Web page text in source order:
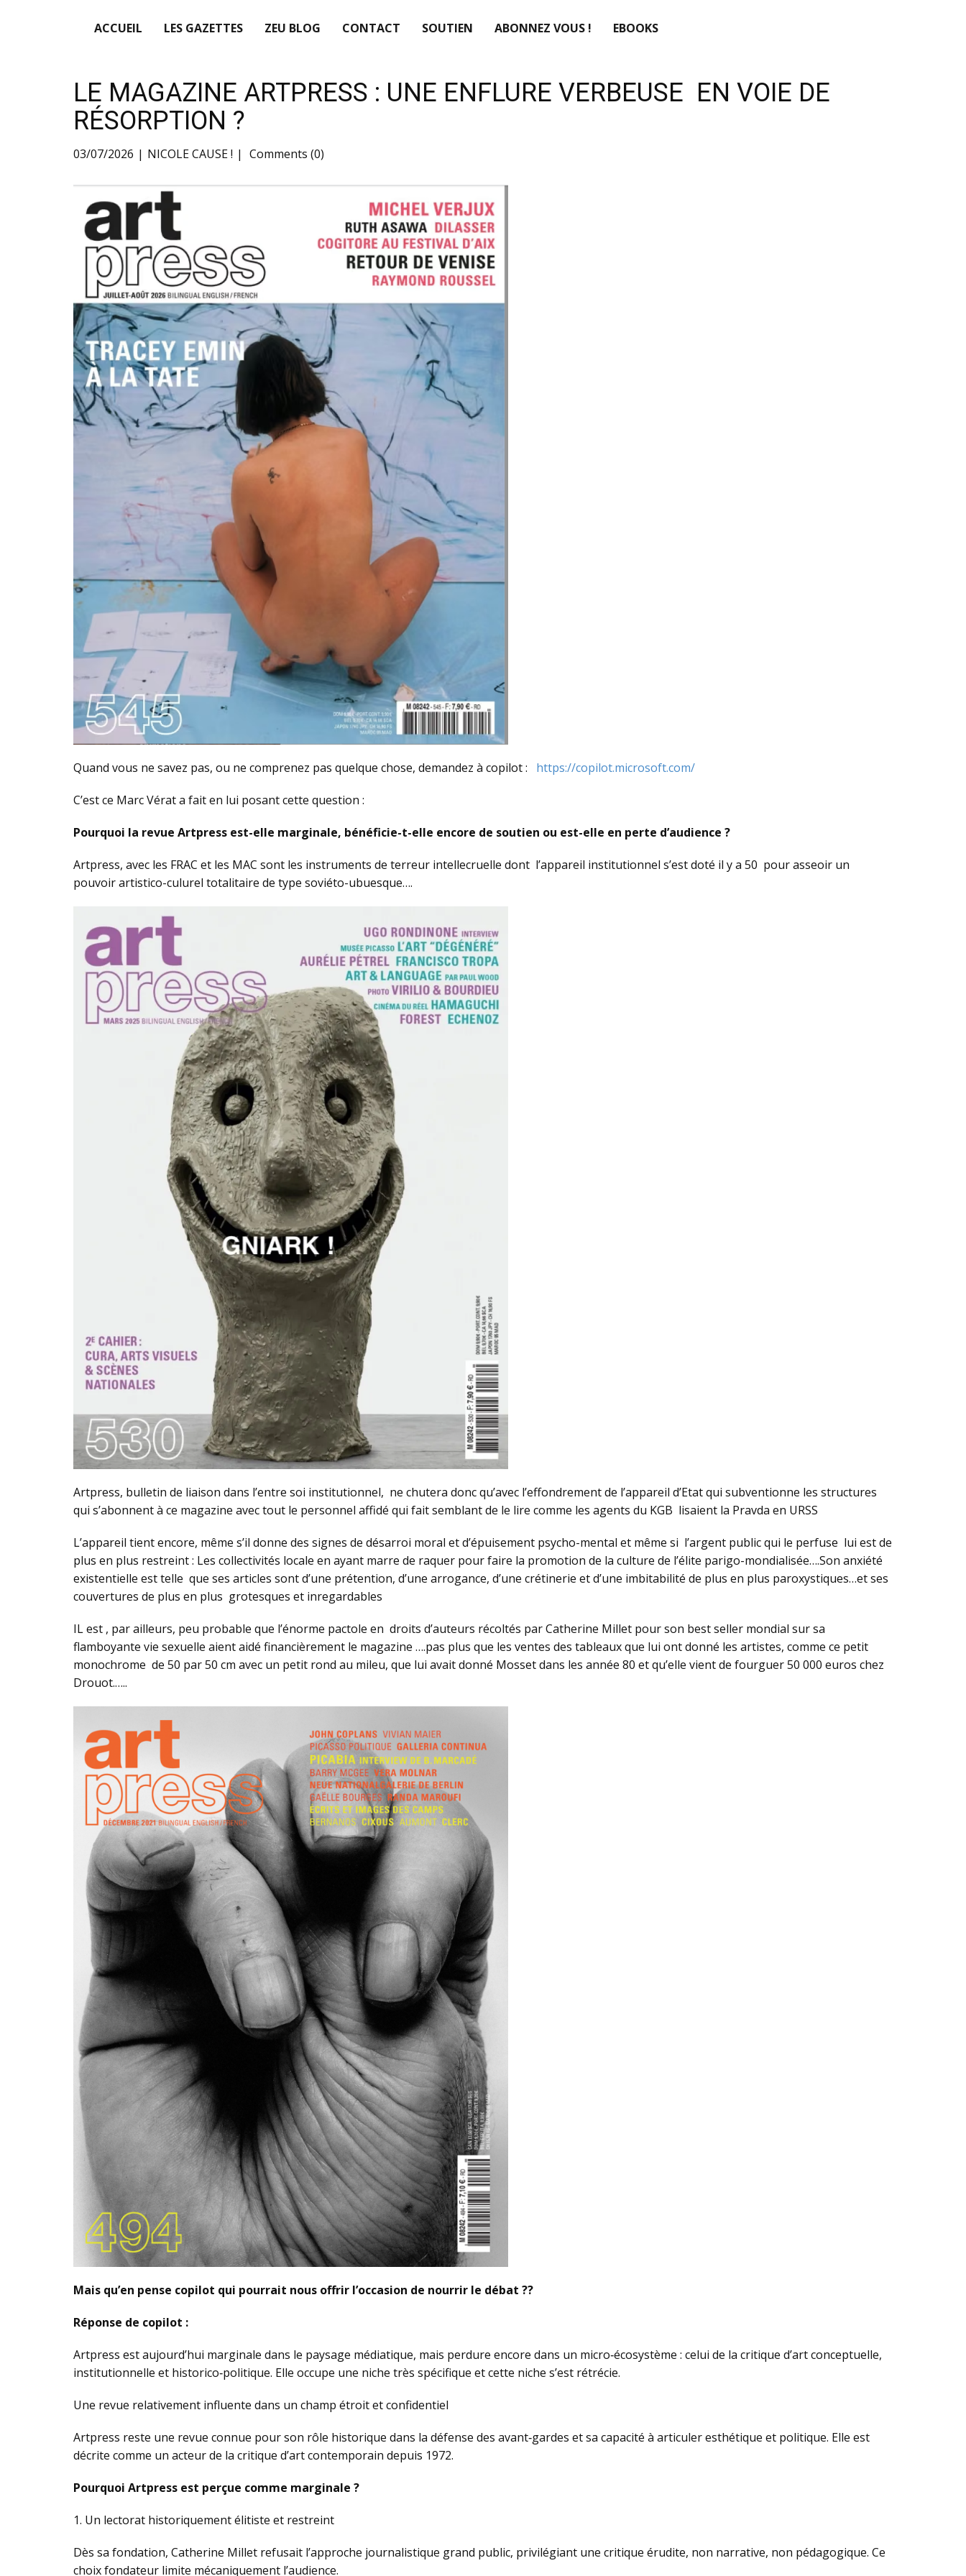
ACCUEIL LES GAZETTES ZEU BLOG CONTACT SOUTIEN ABONNEZ VOUS ! EBOOKS
LE MAGAZINE ARTPRESS : UNE ENFLURE VERBEUSE EN VOIE DE
RÉSORPTION ?
03/07/2026 NICOLE CAUSE ! Comments (0)
Quand vous ne savez pas, ou ne comprenez pas quelque chose, demandez à copilot : https://copilot.microsoft.com/
C’est ce Marc Vérat a fait en lui posant cette question :
Pourquoi la revue Artpress est-elle marginale, bénéficie-t-elle encore de soutien ou est-elle en perte d’audience ?
Artpress, avec les FRAC et les MAC sont les instruments de terreur intellecruelle dont l’appareil institutionnel s’est doté il y a 50 pour asseoir un
pouvoir artistico-culurel totalitaire de type soviéto-ubuesque….
Artpress, bulletin de liaison dans l’entre soi institutionnel, ne chutera donc qu’avec l’effondrement de l’appareil d’Etat qui subventionne les structures
qui s’abonnent à ce magazine avec tout le personnel affidé qui fait semblant de le lire comme les agents du KGB lisaient la Pravda en URSS
L’appareil tient encore, même s’il donne des signes de désarroi moral et d’épuisement psycho-mental et même si l’argent public qui le perfuse lui est de
plus en plus restreint : Les collectivités locale en ayant marre de raquer pour faire la promotion de la culture de l’élite parigo-mondialisée….Son anxiété
existentielle est telle que ses articles sont d’une prétention, d’une arrogance, d’une crétinerie et d’une imbitabilité de plus en plus paroxystiques…et ses
couvertures de plus en plus grotesques et inregardables
IL est , par ailleurs, peu probable que l’énorme pactole en droits d’auteurs récoltés par Catherine Millet pour son best seller mondial sur sa
flamboyante vie sexuelle aient aidé financièrement le magazine ….pas plus que les ventes des tableaux que lui ont donné les artistes, comme ce petit
monochrome de 50 par 50 cm avec un petit rond au mileu, que lui avait donné Mosset dans les année 80 et qu’elle vient de fourguer 50 000 euros chez
Drouot.…..
Mais qu’en pense copilot qui pourrait nous offrir l’occasion de nourrir le débat ??
Réponse de copilot :
Artpress est aujourd’hui marginale dans le paysage médiatique, mais perdure encore dans un micro‑écosystème : celui de la critique d’art conceptuelle,
institutionnelle et historico‑politique. Elle occupe une niche très spécifique et cette niche s’est rétrécie.
Une revue relativement influente dans un champ étroit et confidentiel
Artpress reste une revue connue pour son rôle historique dans la défense des avant‑gardes et sa capacité à articuler esthétique et politique. Elle est
décrite comme un acteur de la critique d’art contemporain depuis 1972.
Pourquoi Artpress est perçue comme marginale ?
1. Un lectorat historiquement élitiste et restreint
Dès sa fondation, Catherine Millet refusait l’approche journalistique grand public, privilégiant une critique érudite, non narrative, non pédagogique. Ce
choix fondateur limite mécaniquement l’audience.